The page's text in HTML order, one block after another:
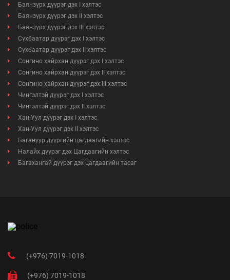
Баянзүрх дүүрэг дэх I хэлтэс
Баянзүрх дүүрэг дэх II хэлтэс
Баянзүрх дүүрэг дэх III хэлтэс
Сүхбаатар дүүрэг дэх I хэлтэс
Сүхбаатар дүүрэг дэх II хэлтэс
Сонгино хайрхан дүүрэг дэх I хэлтэс
Сонгино хайрхан дүүрэг дэх II хэлтэс
Сонгино хайрхан дүүрэг дэх III хэлтэс
Чингэлтэй дүүрэг дэх I хэлтэс
Чингэлтэй дүүрэг дэх II хэлтэс
Хан-Уул дүүрэг дэх I хэлтэс
Хан-Уул дүүрэг дэх II хэлтэс
Багануур дүүргийн цагдаагийн хэлтэс
Налайх дүүрэг дэх Цагдаагийн хэлтэс
Багахангай дүүрэг дэх цагдаагийн тасаг
(+976) 7019-1018
(+976) 7019-1018